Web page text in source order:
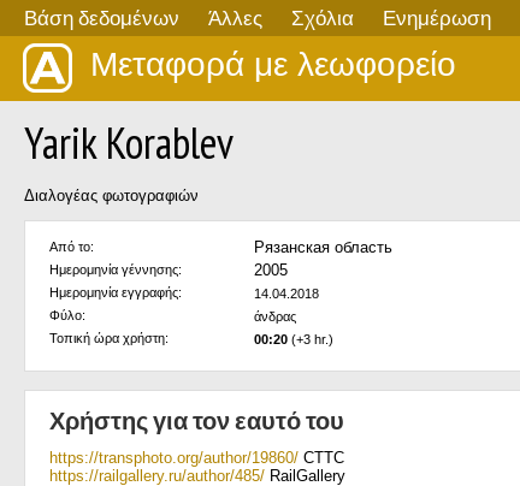
Βάση δεδομένων Άλλες Σχόλια Ενημέρωση
Μεταφορά με λεωφορείο
Yarik Korablev
Διαλογέας φωτογραφιών
Από το: Рязанская область
Ημερομηνία γέννησης: 2005
Ημερομηνία εγγραφής:
14.04.2018
Φύλο:
άνδρας
Τοπική ώρα χρήστη:
00:20 (+3 hr.)
Χρήστης για τον εαυτό του
https://transphoto.org/author/19860/ CTTC
https://railgallery.ru/author/485/ RailGallery